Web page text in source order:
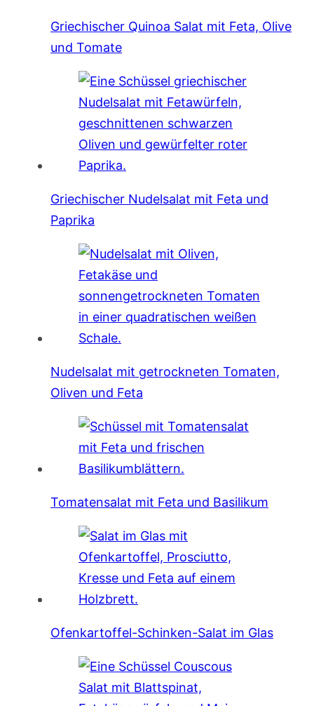
Griechischer Quinoa Salat mit Feta, Olive
und Tomate
Griechischer Nudelsalat mit Feta und
Paprika
Nudelsalat mit getrockneten Tomaten,
Oliven und Feta
Tomatensalat mit Feta und Basilikum
Ofenkartoffel-Schinken-Salat im Glas